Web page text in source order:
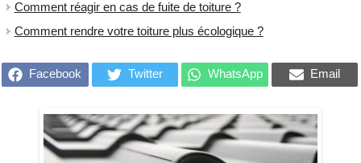
Comment réagir en cas de fuite de toiture ?
Comment rendre votre toiture plus écologique ?
Facebook Twitter WhatsApp Email